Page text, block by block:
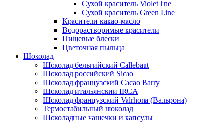
Сухой краситель Violet line
Сухой краситель Green Line
Красители какао-масло
Водорастворимые красители
Пищевые блески
Цветочная пыльца
Шоколад
Шоколад бельгийский Callebaut
Шоколад российский Sicao
Шоколад французский Cacao Barry
Шоколад итальянский IRCA
Шоколад французский Valrhona (Вальрона)
Термостабильный шоколад
Шоколадные чашечки и капсулы